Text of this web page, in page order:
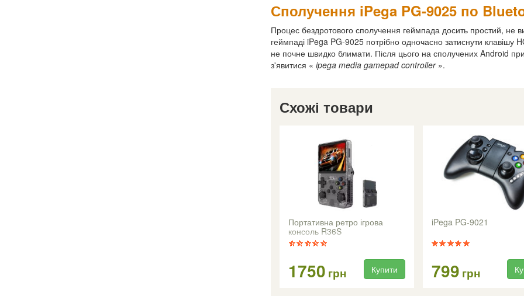
Сполучення iPega PG-9025 по
Процес бездротового сполучення геймпада досить простий, не
геймпаді iPega PG-9025 потрібно одночасно затиснути клавішу
не почне швидко блимати. Після цього на сполучених Android
з'явитися « ipega media gamepad controller ».
Схожі товари
Портативна ретро ігрова
консоль R36S
1750 грн Купити
iPega PG-9021
799 грн